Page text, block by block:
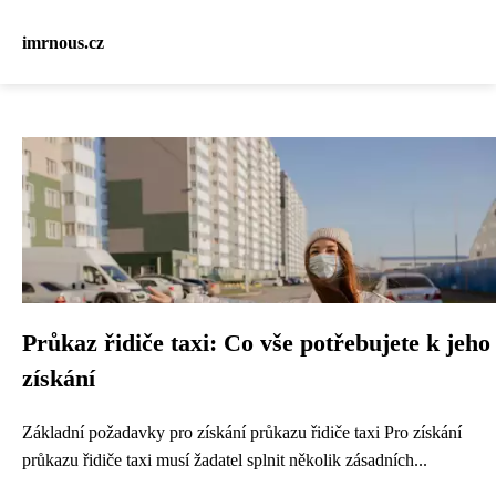
imrnous.cz
Průkaz řidiče taxi: Co vše potřebujete k jeho
získání
Základní požadavky pro získání průkazu řidiče taxi Pro získání
průkazu řidiče taxi musí žadatel splnit několik zásadních...